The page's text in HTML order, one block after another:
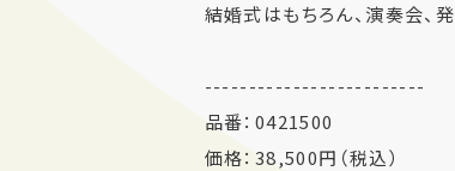
結婚式はもちろん、演奏会、
-------------------------
品番：0421500
価格：38,500円（税込）